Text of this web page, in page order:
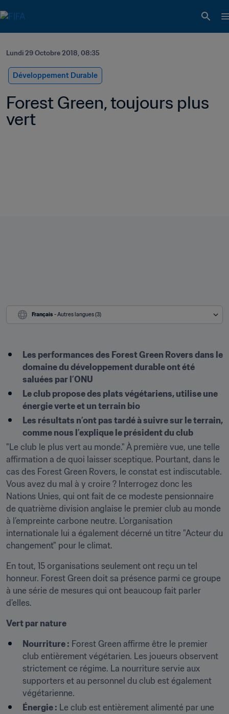
Lundi 29 Octobre 2018, 08:35
Développement Durable
Forest Green, toujours plus
vert
Français - Autres langues (3)
Les performances des Forest Green Rovers dans le
domaine du développement durable ont été
saluées par l’ONU
Le club propose des plats végétariens, utilise une
énergie verte et un terrain bio
Les résultats n’ont pas tardé à suivre sur le terrain,
comme nous l’explique le président du club
"Le club le plus vert au monde." À première vue, une telle
affirmation a de quoi laisser sceptique. Pourtant, dans le
cas des Forest Green Rovers, le constat est indiscutable.
Vous avez du mal à y croire ? Interrogez donc les
Nations Unies, qui ont fait de ce modeste pensionnaire
de quatrième division anglaise le premier club au monde
à l’empreinte carbone neutre. L'organisation
internationale lui a également décerné un titre "Acteur du
changement" pour le climat.
En tout, 15 organisations seulement ont reçu un tel
honneur. Forest Green doit sa présence parmi ce groupe
à une série de mesures qui ont beaucoup fait parler
d’elles.
Vert par nature
Nourriture : Forest Green affirme être le premier
club entièrement végétarien. Les joueurs observent
strictement ce régime. La nourriture servie aux
supporters et au personnel du club est également
végétarienne.
Énergie : Le club est entièrement alimenté par une